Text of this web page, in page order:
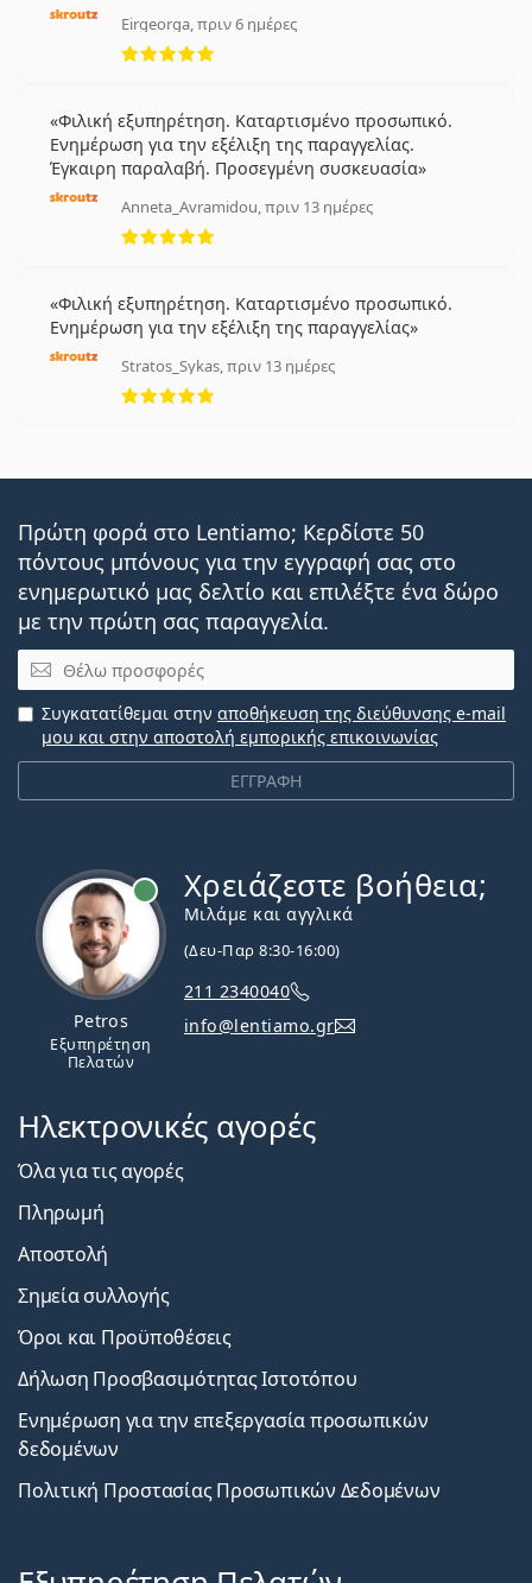
Eirgeorga, πριν 6 ημέρες
5 αξιολογήσεις από 5
Φιλική εξυπηρέτηση. Καταρτισμένο προσωπικό.
Ενημέρωση για την εξέλιξη της παραγγελίας.
Έγκαιρη παραλαβή. Προσεγμένη συσκευασία
Anneta_Avramidou, πριν 13 ημέρες
5 αξιολογήσεις από 5
Φιλική εξυπηρέτηση. Καταρτισμένο προσωπικό.
Ενημέρωση για την εξέλιξη της παραγγελίας
Stratos_Sykas, πριν 13 ημέρες
5 αξιολογήσεις από 5
Πρώτη φορά στο Lentiamo; Κερδίστε 50
πόντους μπόνους για την εγγραφή σας στο
ενημερωτικό μας δελτίο και επιλέξτε ένα δώρο
με την πρώτη σας παραγγελία.
Email
ΕΓΓΡΑΦΗ
Συγκατατίθεμαι στην αποθήκευση της διεύθυνσης e-mail
μου και στην αποστολή εμπορικής επικοινωνίας
Petros
Εξυπηρέτηση
Πελατών
Χρειάζεστε βοήθεια;
Μιλάμε και αγγλικά
(Δευ-Παρ 8:30-16:00)
211 2340040
info@lentiamo.gr
Ηλεκτρονικές αγορές
Όλα για τις αγορές
Πληρωμή
Αποστολή
Σημεία συλλογής
Όροι και Προϋποθέσεις
Δήλωση Προσβασιμότητας Ιστοτόπου
Ενημέρωση για την επεξεργασία προσωπικών
δεδομένων
Πολιτική Προστασίας Προσωπικών Δεδομένων